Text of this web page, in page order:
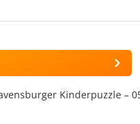
Kinderpuzzle –